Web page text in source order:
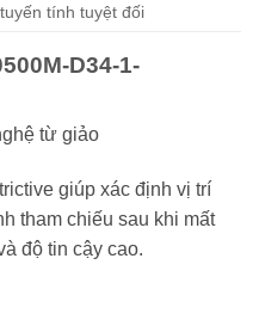
tính tuyệt đối
D34-1-
từ giảo
giúp xác định vị trí
tham chiếu sau khi mất
độ tin cậy cao.